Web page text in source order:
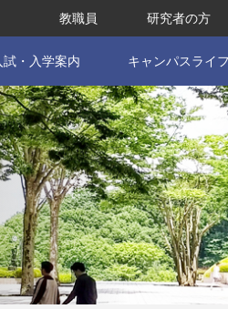
教職員 研究者の方
試・入学案内 キャンパスライフ